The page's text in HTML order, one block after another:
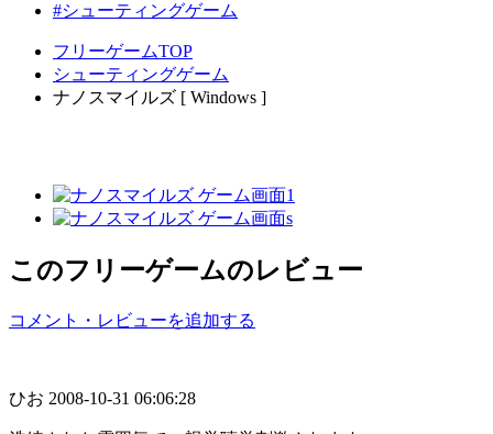
#シューティングゲーム
フリーゲームTOP
シューティングゲーム
ナノスマイルズ [ Windows ]
このフリーゲームのレビュー
コメント・レビューを追加する
ひお 2008-10-31 06:06:28